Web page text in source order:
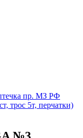
пр. МЗ РФ
трос 5т, перчатки)